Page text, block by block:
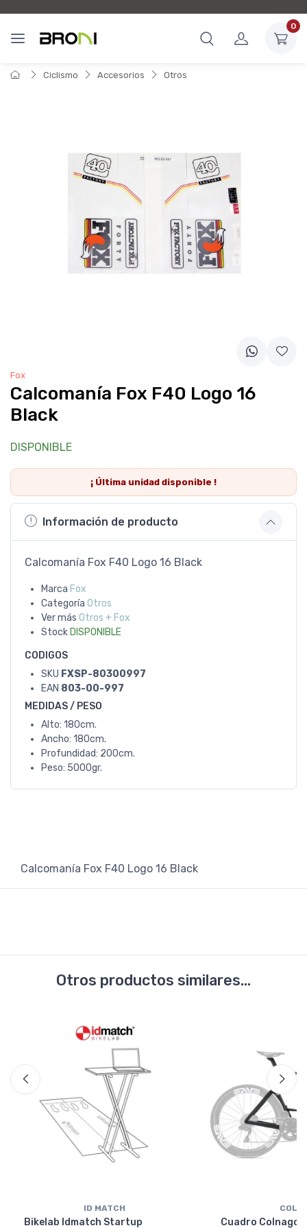
0
Ciclismo Accesorios Otros
Fox
Calcomanía Fox F40 Logo 16
Black
DISPONIBLE
¡ Última unidad disponible !
Información de producto
Calcomanía Fox F40 Logo 16 Black
Marca Fox
Categoría Otros
Ver más Otros + Fox
Stock DISPONIBLE
CODIGOS
SKU FXSP-80300997
EAN 803-00-997
MEDIDAS / PESO
Alto: 180cm.
Ancho: 180cm.
Profundidad: 200cm.
Peso: 5000gr.
Calcomanía Fox F40 Logo 16 Black
Otros productos similares...
ID MATCH
Bikelab Idmatch Startup
Cuadro Colnago